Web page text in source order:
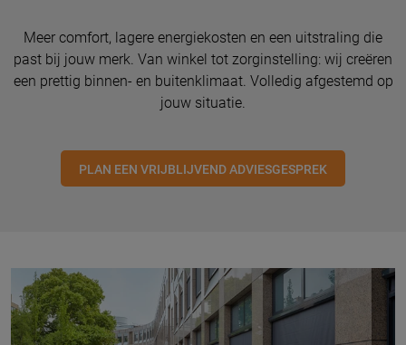
Meer comfort, lagere energiekosten en een uitstraling die
past bij jouw merk. Van winkel tot zorginstelling: wij creëren
een prettig binnen- en buitenklimaat. Volledig afgestemd op
jouw situatie.
PLAN EEN VRIJBLIJVEND ADVIESGESPREK